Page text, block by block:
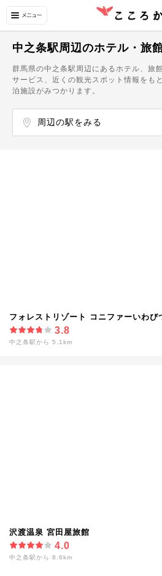
中之条駅周辺のホテル・旅
群馬県の中之条駅周辺にあるホテル、旅
サービス、近くの観光スポット情報をも
泊施設がみつかります。
周辺の駅をみる
フォレストリゾート コニファーいわび
3.8
中之条駅から 5.1km
沢渡温泉 宮田屋旅館
4.0
中之条駅から 8.6km